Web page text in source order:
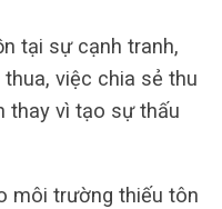
tại sự cạnh tranh,
việc chia sẻ thu
thay vì tạo sự thấu
môi trường thiếu tôn